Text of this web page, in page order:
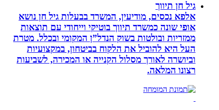
גיל חן תיווך
אלפא נכסים, מודיעין, המשרד בבעלות גיל חן נושא
אופי שונה כמשרד תיווך בוטיקי וייחודי עם תוצאות
ממזריות ובולטות בשוק הנדל”ן המקומי ובכלל. מטרת
העל היא להוביל את הלקוח בביטחון, במקצועיות
וביושרה לאורך מסלול הקנייה או המכירה, לשביעות
רצונו המלאה.